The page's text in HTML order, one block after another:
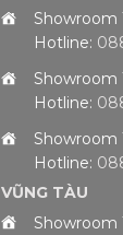
Showroom
Hotline:
Showroom
Hotline:
Showroom
Hotline:
VŨNG TÀU
Showroom